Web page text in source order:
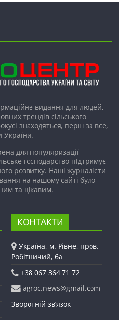
видання для людей,
трендів сільського
знаходяться, перш за все,
України.
для популяризації
господарство підтримує
розвитку. Наші журналісти
на нашому сайті було
та цікавим.
КОНТАКТИ
Україна, м. Рівне, пров.
Робітничий, 6а
+38 067 364 71 72
agroc.news@gmail.com
Зворотній зв’язок